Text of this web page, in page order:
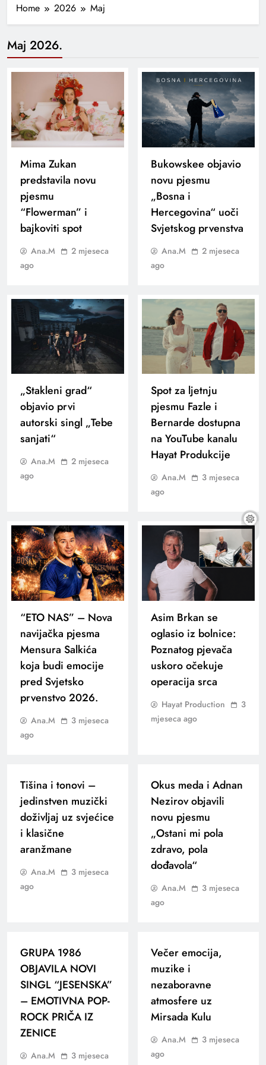
Home 2026 Maj
Maj 2026.
Mima Zukan
predstavila novu
pjesmu
“Flowerman” i
bajkoviti spot
Ana.M
2 mjeseca
ago
Bukowskee objavio
novu pjesmu
„Bosna i
Hercegovina“ uoči
Svjetskog prvenstva
Ana.M
2 mjeseca
ago
„Stakleni grad“
objavio prvi
autorski singl „Tebe
sanjati“
Ana.M
2 mjeseca
ago
Spot za ljetnju
pjesmu Fazle i
Bernarde dostupna
na YouTube kanalu
Hayat Produkcije
Ana.M
3 mjeseca
ago
“ETO NAS” – Nova
navijačka pjesma
Mensura Salkića
koja budi emocije
pred Svjetsko
prvenstvo 2026.
Ana.M
3 mjeseca
ago
Asim Brkan se
oglasio iz bolnice:
Poznatog pjevača
uskoro očekuje
operacija srca
Hayat Production
3
mjeseca ago
Tišina i tonovi –
jedinstven muzički
doživljaj uz svjećice
i klasične
aranžmane
Ana.M
3 mjeseca
ago
Okus meda i Adnan
Nezirov objavili
novu pjesmu
„Ostani mi pola
zdravo, pola
dođavola“
Ana.M
3 mjeseca
ago
GRUPA 1986
OBJAVILA NOVI
SINGL “JESENSKA”
– EMOTIVNA POP-
ROCK PRIČA IZ
ZENICE
Ana.M
3 mjeseca
Večer emocija,
muzike i
nezaboravne
atmosfere uz
Mirsada Kulu
Ana.M
3 mjeseca
ago